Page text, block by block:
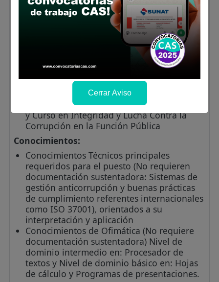
(precisando este): Tres (3) años de
experiencia, desempeñándose como
mínimo Asistente legal, en materia de
Procedimientos Administrativos
Disciplinarios en el sector público.
Cursos y/o programas de especialización:
Diplomado en Derecho Administrativo y/o
Derecho Laboral y Curso y/o diplomado en
Procedimiento Administrativo Disciplinario
y Curso en Integridad y Lucha Contra la
Corrupción en la Función Pública
Conocimientos:
Conocimientos Técnicos principales
requeridos para el puesto (No requieren
documentación sustentadora: Sistemas de
gestión anticorrupción y buenas prácticas
de cumplimiento referentes internacionales
como ISO 37001), orientados a su
interpretación y aplicación
Conocimientos de Ofimática (No requiere
documentación sustentadora) Nivel de
dominio intermedio en: Procesador de
textos y Nivel de dominio básico en: Hojas
de cálculo y Programas de presentaciones.
Cerrar Aviso